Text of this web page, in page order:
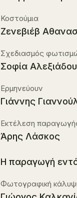
Κοστούμια
Zενεβιέβ
Σχεδιασμός
Σοφία Αλεξιάδου
Ερμηνεύουν
Γιάννης
Εκτέλεση
Άρης Λάσκος
Η παραγωγή
Φωτογραφική